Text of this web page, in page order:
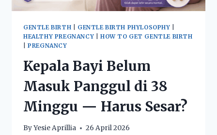
GENTLE BIRTH GENTLE BIRTH PHYLOSOPHY
HEALTHY PREGNANCY
HOW TO GET GENTLE BIRTH
|PREGNANCY
Kepala Bayi Belum
Masuk Panggul di 38
Minggu — Harus Sesar?
ByYesie Aprillia 26 April 2026